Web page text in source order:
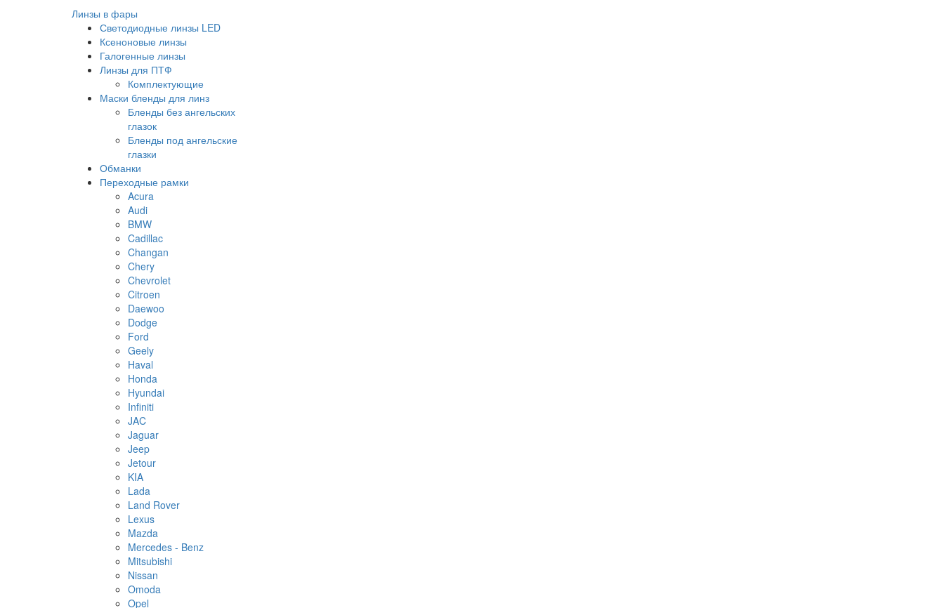
Линзы в фары
Светодиодные линзы LED
Ксеноновые линзы
Галогенные линзы
Линзы для ПТФ
Комплектующие
Маски бленды для линз
Бленды без ангельских
глазок
Бленды под ангельские
глазки
Обманки
Переходные рамки
Acura
Audi
BMW
Cadillac
Changan
Chery
Chevrolet
Citroen
Daewoo
Dodge
Ford
Geely
Haval
Honda
Hyundai
Infiniti
JAC
Jaguar
Jeep
Jetour
KIA
Lada
Land Rover
Lexus
Mazda
Mercedes - Benz
Mitsubishi
Nissan
Omoda
Opel